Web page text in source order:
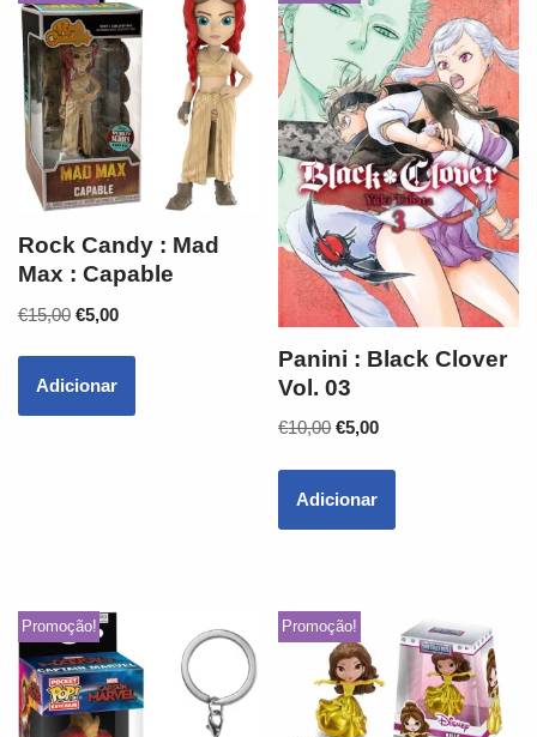
Rock Candy : Mad
Max : Capable
€15,00 €5,00
Adicionar
Panini : Black Clover
Vol. 03
€10,00 €5,00
Adicionar
Promoção! Promoção!